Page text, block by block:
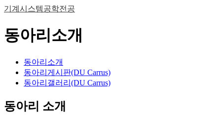
기계시스템공학전공
동아리소개
동아리소개
동아리게시판(DU Carrus)
동아리갤러리(DU Carrus)
동아리 소개